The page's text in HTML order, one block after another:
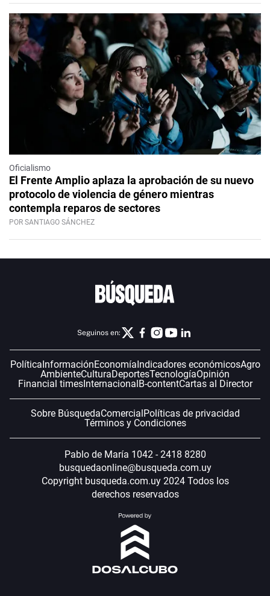
Oficialismo
El Frente Amplio aplaza la aprobación de su nuevo
protocolo de violencia de género mientras
contempla reparos de sectores
POR SANTIAGO SÁNCHEZ
Seguinos en:
PolíticaInformaciónEconomíaIndicadores económicosAgro
AmbienteCulturaDeportesTecnologíaOpinión
Financial timesInternacionalB-contentCartas al Director
Sobre BúsquedaComercialPolíticas de privacidad
Términos y Condiciones
Pablo de María 1042 - 2418 8280
busquedaonline@busqueda.com.uy
Copyright busqueda.com.uy 2024 Todos los
derechos reservados